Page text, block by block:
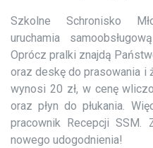
Szkolne Schronisko
uruchamia
Oprócz pralki znajdą
oraz deskę do prasowania i
wynosi 20 zł, w cenę
oraz płyn do płukania.
pracownik Recepcji SSM.
nowego udogodnienia!